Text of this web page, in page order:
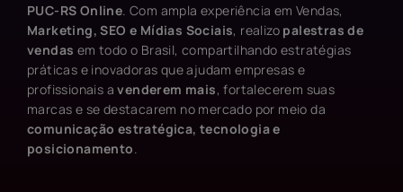
PUC-RS Online . Com ampla experiência em Vendas,
Marketing, SEO e Mídias Sociais, realizo palestras de
vendas em todo o Brasil, compartilhando estratégias
práticas e inovadoras que ajudam empresas e
profissionais avenderem mais, fortalecerem suas
marcas e se destacarem no mercado por meio da
comunicação estratégica, tecnologia e
posicionamento